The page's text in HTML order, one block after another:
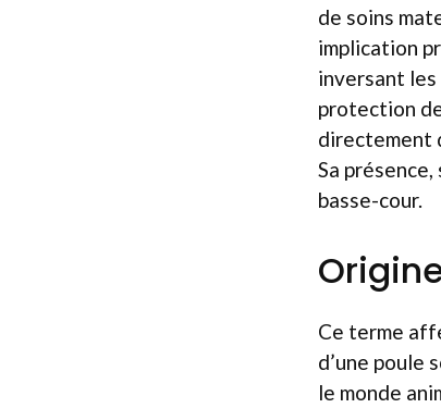
de soins
implication
inversant les
protection
directement
Sa
basse-cour.
Ce terme
d’une poule
le monde